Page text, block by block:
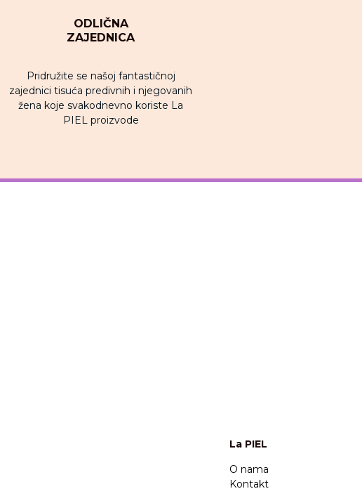
ODLIČNA
ZAJEDNICA
Pridružite se našoj fantastičnoj
zajednici tisuća predivnih i njegovanih
žena koje svakodnevno koriste La
PIEL proizvode
La PIEL
O nama
Kontakt